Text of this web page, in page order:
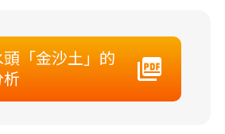
「金沙土」的